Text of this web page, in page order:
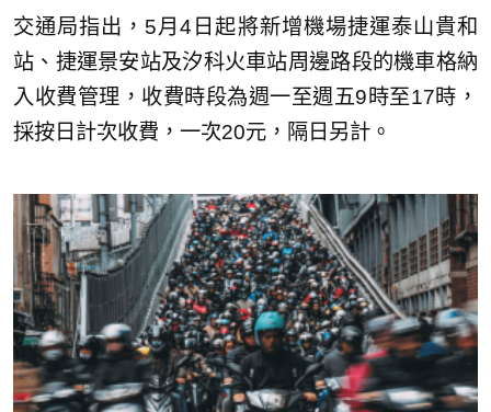
交通局指出，5月4日起將新增機場捷運泰山貴和
站、捷運景安站及汐科火車站周邊路段的機車格納
入收費管理，收費時段為週一至週五9時至17時，
採按日計次收費，一次20元，隔日另計。